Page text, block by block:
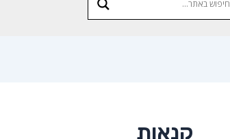
קנאות